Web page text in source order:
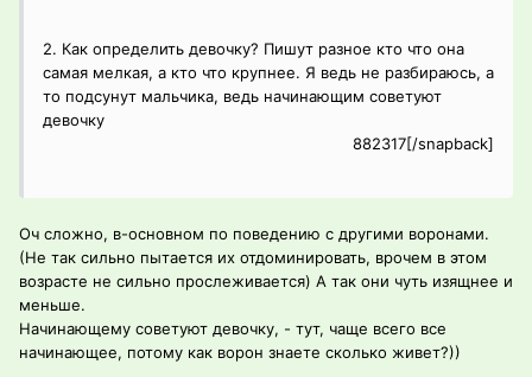
2. Как определить девочку? Пишут разное кто что она
самая мелкая, а кто что крупнее. Я ведь не разбираюсь, а
то подсунут мальчика, ведь начинающим советуют
девочку
882317[/snapback]
Оч сложно, в-основном по поведению с другими воронами.
(Не так сильно пытается их отдоминировать, врочем в этом
возрасте не сильно прослеживается) А так они чуть изящнее и
меньше.
Начинающему советуют девочку, - тут, чаще всего все
начинающее, потому как ворон знаете сколько живет?))